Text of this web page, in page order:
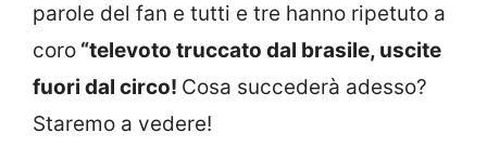
parole del fan e tutti e tre hanno ripetuto a
coro “televoto truccato dal brasile, uscite
fuori dal circo! Cosa succederà adesso?
Staremo a vedere!